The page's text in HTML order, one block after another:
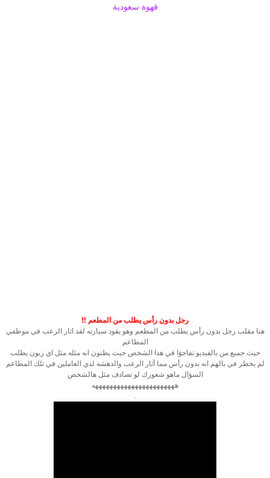
قهوة سعودية
رجل بدون رأس يطلب من المطعم !!
هنا مقلب رجل بدون رأس يطلب من المطعم وهو يقود سيارته لقد اثار الرعب في موظفي
المطاعم
حيث جميع من بالفيديو تفاجؤا في هذا الشخص حيث يظنون انه مثله مثل اي زبون يطلب
لم يخطر في بالهم انه بدون رأس مما أثار الرعب والدهشه لدي العاملين في تلك المطاعم
السؤال ماهو شعورك لو تصادف مثل هالشخص
هههههههههههههههههههههههه
.